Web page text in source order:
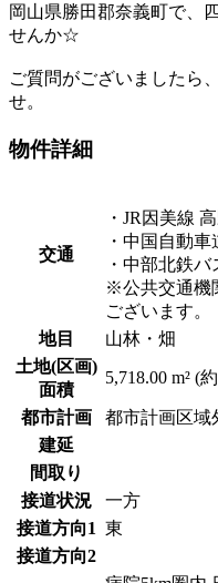
岡山県勝田郡奈義町で、
せんか☆
ご質問がございましたら
せ。
物件詳細
交通
・JR因美線
・中国自動
・中部北鉄
※公共交通機
ございます。
地目
山林・畑
土地(区画)
面積
5,718.00 m² (
都市計画 都市計画区域
建延
間取り
接道状況
一方
接道方向1 東
接道方向2